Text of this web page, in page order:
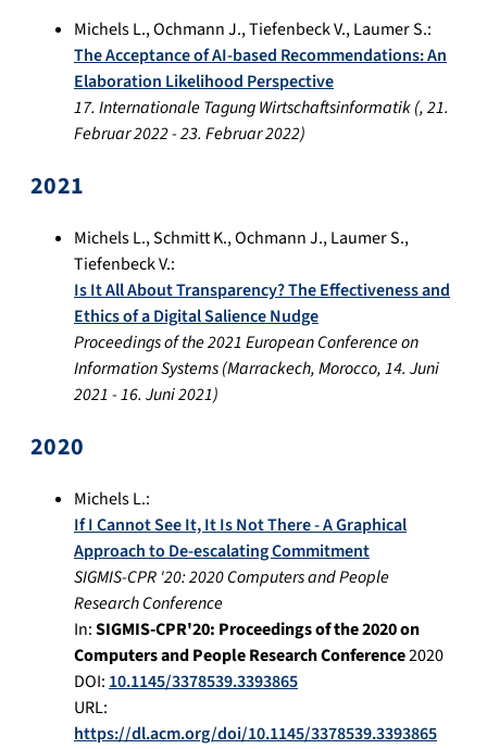
Michels L.,Ochmann J.,Tiefenbeck V.,Laumer S.:
The Acceptance of AI-based Recommendations: An
Elaboration Likelihood Perspective
17. Internationale Tagung Wirtschaftsinformatik(,21.
Februar 2022-23. Februar 2022)
2021
Michels L.,Schmitt K.,Ochmann J.,Laumer S.,
Tiefenbeck V.:
Is It All About Transparency? The Effectiveness and
Ethics of a Digital Salience Nudge
Proceedings of the 2021 European Conference on
Information Systems(Marrackech, Morocco,14. Juni
2021 -16. Juni 2021)
2020
Michels L.:
If I Cannot See It, It Is Not There - A Graphical
Approach to De-escalating Commitment
SIGMIS-CPR '20: 2020 Computers and People
Research Conference
In:SIGMIS-CPR'20: Proceedings of the 2020 on
Computers and People Research Conference2020
DOI: 10.1145/3378539.3393865
URL:
https://dl.acm.org/doi/10.1145/3378539.3393865